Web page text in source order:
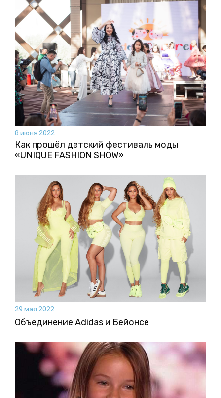
8 июня 2022
Как прошёл детский фестиваль моды
«UNIQUE FASHION SHOW»
29 мая 2022
Объединение Adidas и Бейонсе